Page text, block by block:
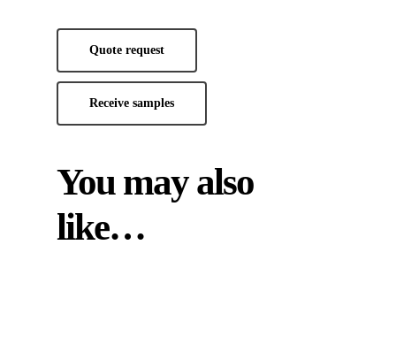
Quote request
Receive samples
You may also
like…